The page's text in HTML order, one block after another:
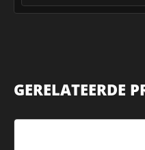
GERELATEERDE